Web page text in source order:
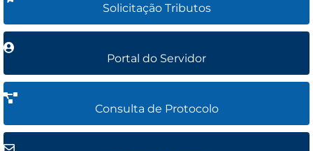
Solicitação Tributos
Portal do Servidor
Consulta de Protocolo